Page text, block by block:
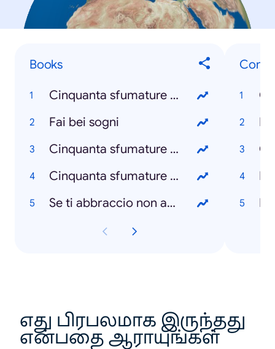
Books
Cinquanta sfumature di grigio
Fai bei sogni
Cinquanta sfumature di nero
Cinquanta sfumature di rosso
Se ti abbraccio non aver paura
எது பிரபலமாக இருந்தது
என்பதை ஆராயுங்கள்